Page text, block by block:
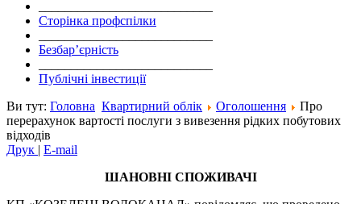
Сторінка профспілки
Безбар’єрність
Публічні інвестиції
Ви тут: Головна Квартирний облік Оголошення
Про
перерахунок вартості послуги з вивезення рідких побутових
відходів
Друк | E-mail
ШАНОВНІ СПОЖИВАЧІ